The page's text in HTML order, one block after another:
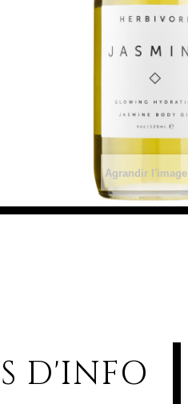
Agrandir l'image
D'INFO